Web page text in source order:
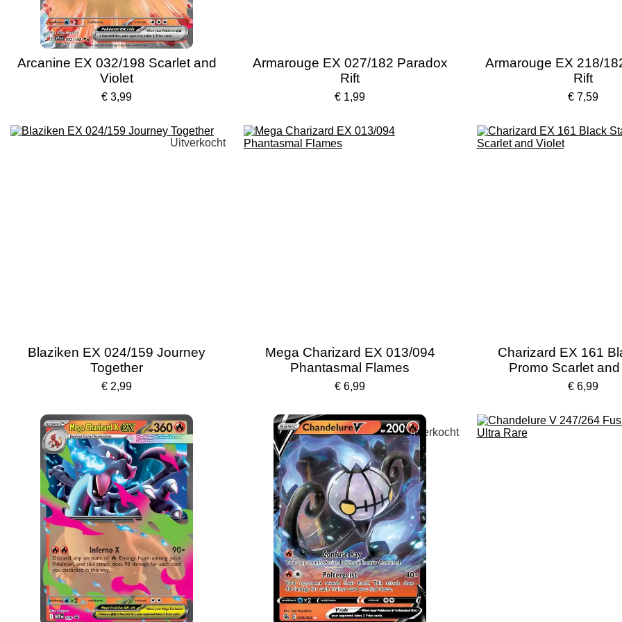
Arcanine EX 032/198 Scarlet and
Violet
€ 3,99
Armarouge EX 027/182 Paradox
Rift
€ 1,99
Armarouge EX 218/
Rift
€ 7,59
Uitverkocht
Blaziken EX 024/159 Journey
Together
€ 2,99
Mega Charizard EX 013/094
Phantasmal Flames
€ 6,99
Charizard EX 161
Promo Scarlet
€ 6,99
Uitverkocht